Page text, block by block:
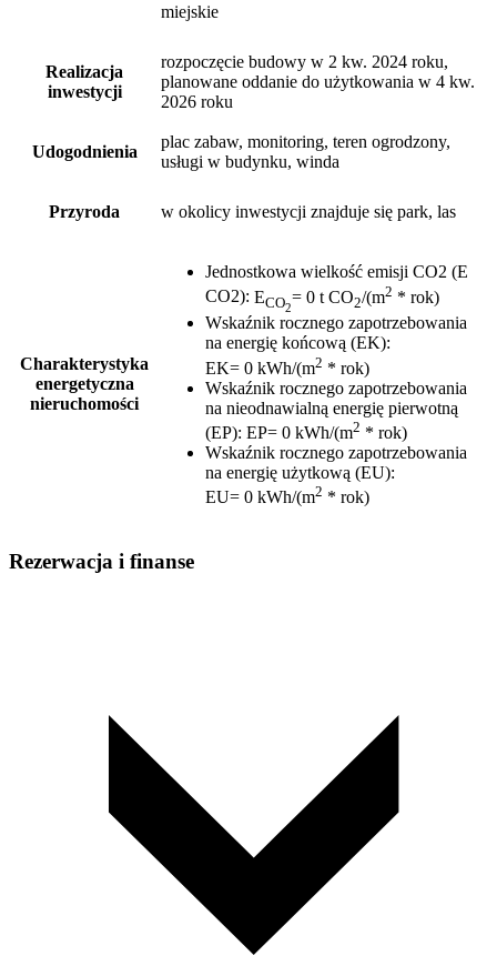
miejskie
Realizacja
inwestycji
rozpoczęcie budowy w 2 kw. 2024 roku,
planowane oddanie do użytkowania w 4 kw.
2026 roku
Udogodnienia
plac zabaw, monitoring, teren ogrodzony,
usługi w budynku, winda
Przyroda w okolicy inwestycji znajduje się park, las
Charakterystyka
energetyczna
nieruchomości
Jednostkowa wielkość emisji CO2 (E
CO2): ECO2
= 0 t CO2/(m2 * rok)
Wskaźnik rocznego zapotrzebowania
na energię końcową (EK):
EK= 0 kWh/(m2 * rok)
Wskaźnik rocznego zapotrzebowania
na nieodnawialną energię pierwotną
(EP): EP= 0 kWh/(m2 * rok)
Wskaźnik rocznego zapotrzebowania
na energię użytkową (EU):
EU= 0 kWh/(m2 * rok)
Rezerwacja i finanse